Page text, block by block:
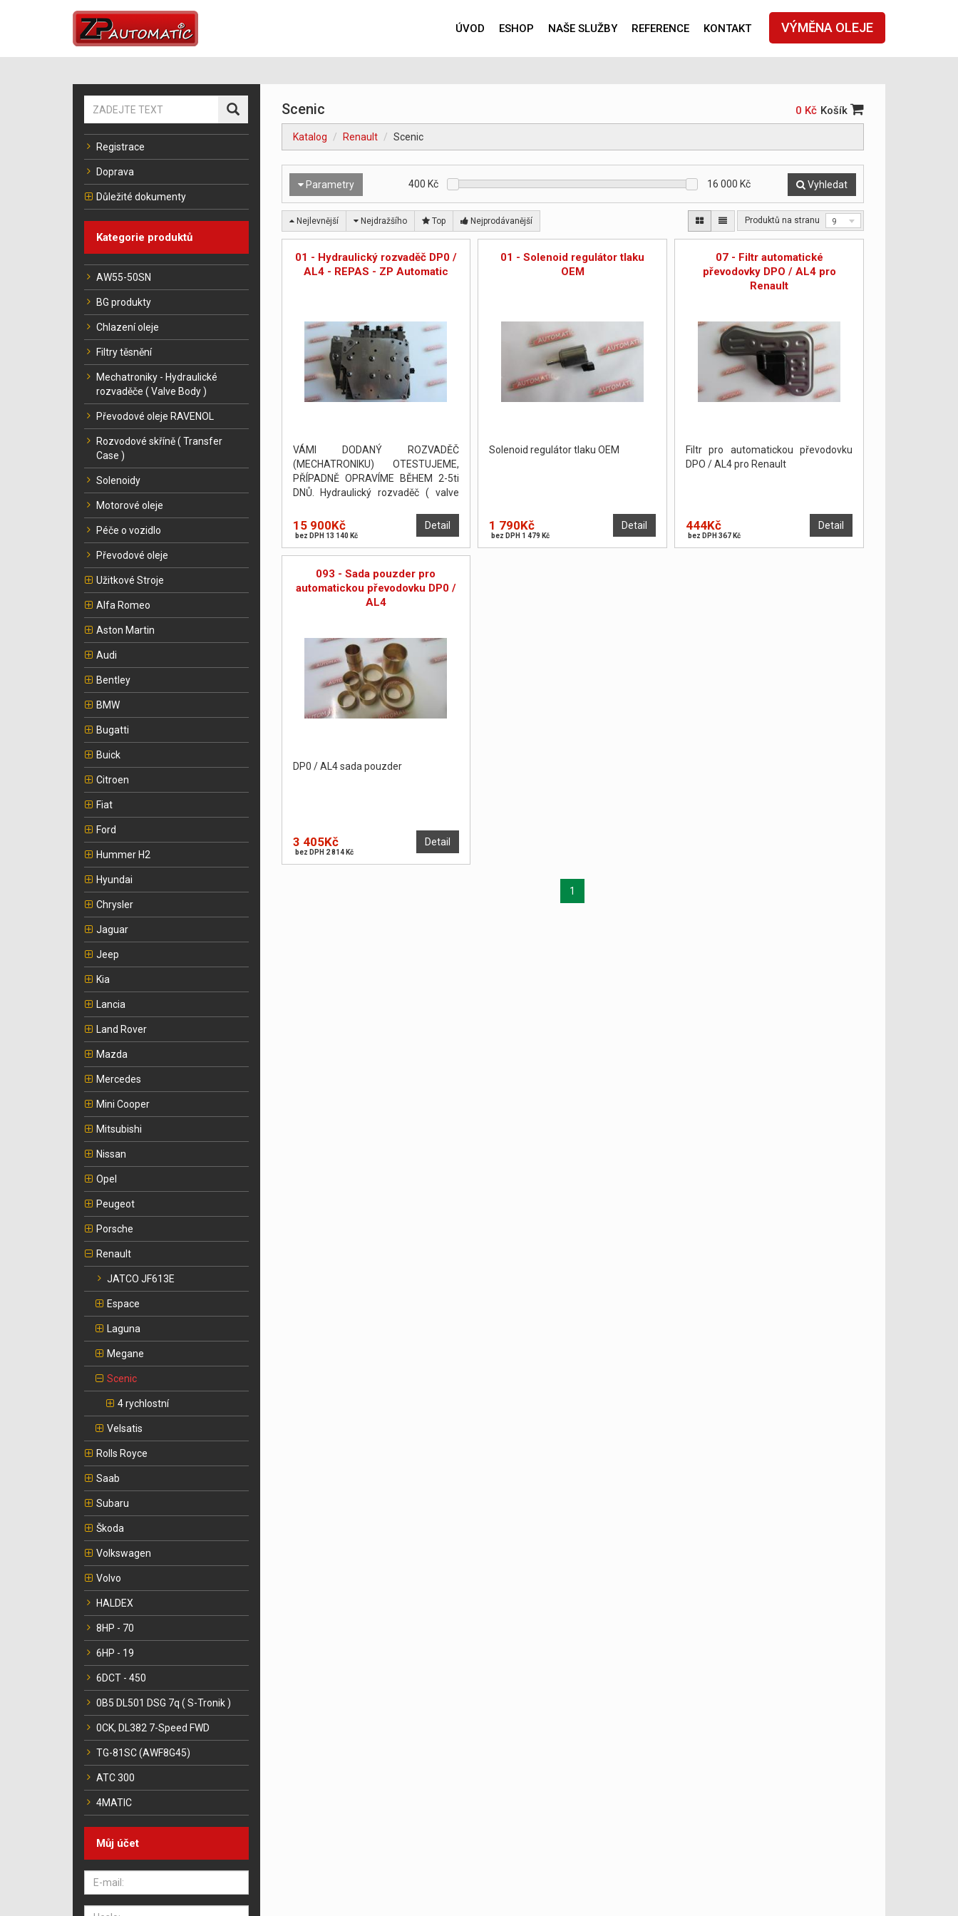
VÝMĚNA OLEJE
ÚVOD ESHOP NAŠE SLUŽBY REFERENCE KONTAKT
Registrace
Doprava
Důležité dokumenty
Kategorie produktů
AW55-50SN
BG produkty
Chlazení oleje
Filtry těsnění
Mechatroniky - Hydraulické
rozvaděče ( Valve Body )
Převodové oleje RAVENOL
Rozvodové skříně ( Transfer
Case )
Solenoidy
Motorové oleje
Péče o vozidlo
Převodové oleje
Užitkové Stroje
Alfa Romeo
Aston Martin
Audi
Bentley
BMW
Bugatti
Buick
Citroen
Fiat
Ford
Hummer H2
Hyundai
Chrysler
Jaguar
Jeep
Kia
Lancia
Land Rover
Mazda
Mercedes
Mini Cooper
Mitsubishi
Nissan
Opel
Peugeot
Porsche
Renault
JATCO JF613E
Espace
Laguna
Megane
Scenic
4 rychlostní
Velsatis
Rolls Royce
Saab
Subaru
Škoda
Volkswagen
Volvo
HALDEX
8HP - 70
6HP - 19
6DCT - 450
0B5 DL501 DSG 7q ( S-Tronik )
0CK, DL382 7-Speed FWD
TG-81SC (AWF8G45)
ATC 300
4MATIC
Můj účet
Scenic 0 Kč Košík
Katalog Renault Scenic
Parametry 400 Kč 16 000 Kč Vyhledat
Nejlevnější Nejdražšího Top Nejprodávanější Produktů na stranu 9
01 - Hydraulický rozvaděč DP0 /
AL4 - REPAS - ZP Automatic
VÁMI DODANÝ ROZVADĚČ
(MECHATRONIKU) OTESTUJEME,
PŘÍPADNĚ OPRAVÍME BĚHEM 2-5ti
DNŮ. Hydraulický rozvaděč ( valve
zkušební stolici Hydratest.
Detail
15 900Kč
bez DPH 13 140 Kč
01 - Solenoid regulátor tlaku
OEM
Solenoid regulátor tlaku OEM
Detail
1 790Kč
bez DPH 1 479 Kč
07 - Filtr automatické
převodovky DPO / AL4 pro
Renault
Filtr pro automatickou převodovku
DPO / AL4 pro Renault
Detail
444Kč
bez DPH 367 Kč
093 - Sada pouzder pro
automatickou převodovku DP0 /
AL4
DP0 / AL4 sada pouzder
Detail
3 405Kč
bez DPH 2 814 Kč
1